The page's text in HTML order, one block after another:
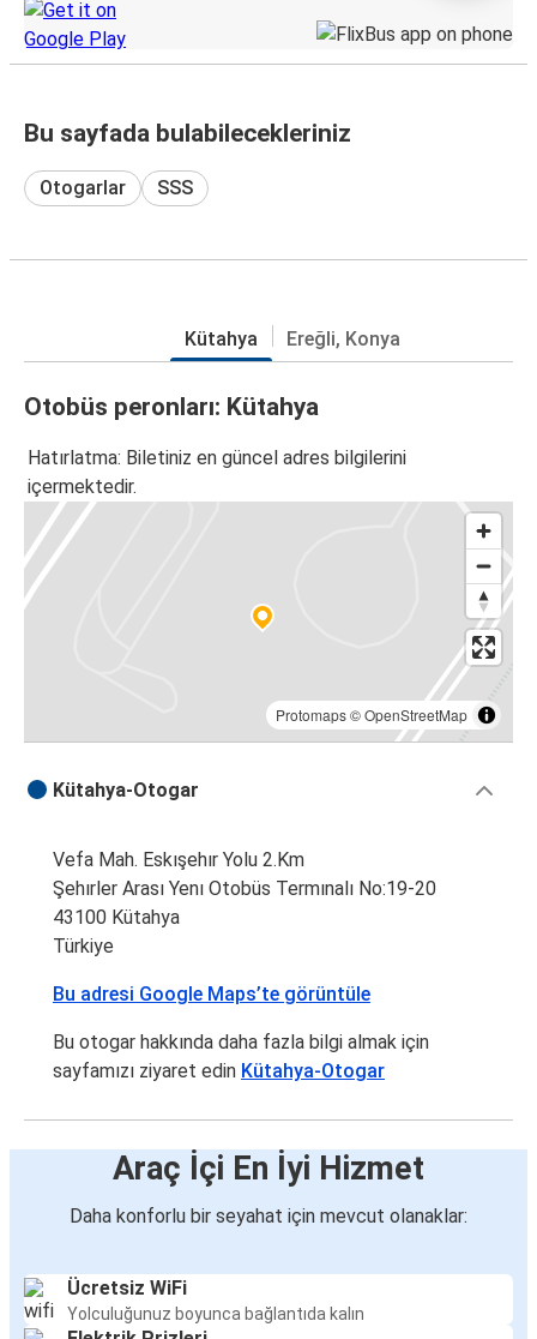
Bu sayfada bulabilecekleriniz
Otogarlar SSS
Kütahya Ereğli, Konya
Otobüs peronları: Kütahya
Hatırlatma: Biletiniz en güncel adres bilgilerini
içermektedir.
Protomaps©OpenStreetMap
Kütahya-Otogar
Vefa Mah. Eskışehır Yolu 2.Km
Şehırler Arası Yenı Otobüs Termınalı No:19-20
43100 Kütahya
Türkiye
Bu adresi Google Maps’te görüntüle
Bu otogar hakkında daha fazla bilgi almak için
sayfamızı ziyaret edin Kütahya-Otogar
Araç İçi En İyi Hizmet
Daha konforlu bir seyahat için mevcut olanaklar:
Ücretsiz WiFi
Yolculuğunuz boyunca bağlantıda kalın